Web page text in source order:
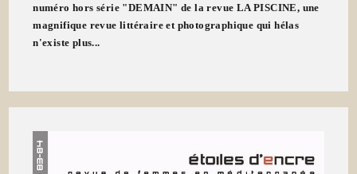
numéro hors série "DEMAIN" de la revue LA PISCINE, une
magnifique revue littéraire et photographique qui hélas
n'existe plus...